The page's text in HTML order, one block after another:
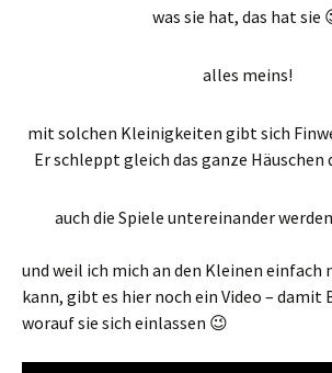
was sie hat, das hat sie
alles meins!
mit solchen Kleinigkeiten gibt sich
Er schleppt gleich das ganze Häuschen
auch die Spiele untereinander
und weil ich mich an den Kleinen einfach
kann, gibt es hier noch ein Video – damit
worauf sie sich einlassen 😉